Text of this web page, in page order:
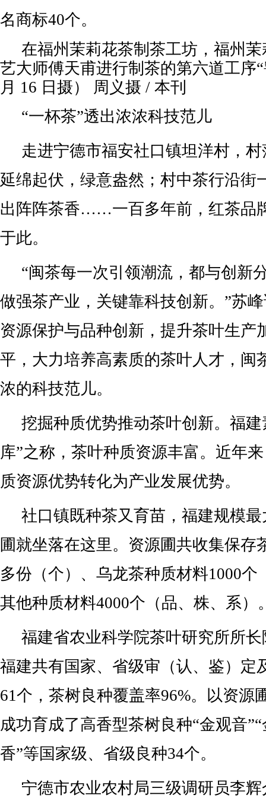
名商标40个。
在福州茉莉花茶制茶工坊，福州
艺大师傅天甫进行制茶的第六道工序“
月 16 日摄） 周义摄 / 本刊
“一杯茶”透出浓浓科技范儿
走进宁德市福安社口镇坦洋村，
延绵起伏，绿意盎然；村中茶行沿街
出阵阵茶香……一百多年前，红茶品
于此。
“闽茶每一次引领潮流，都与创新
做强茶产业，关键靠科技创新。”苏
资源保护与品种创新，提升茶叶生产
平，大力培养高素质的茶叶人才，闽
浓的科技范儿。
挖掘种质优势推动茶叶创新。福
库”之称，茶叶种质资源丰富。近年
质资源优势转化为产业发展优势。
社口镇既种茶又育苗，福建规模
圃就坐落在这里。资源圃共收集保存
多份（个）、乌龙茶种质材料1000个
其他种质材料4000个（品、株、系）
福建省农业科学院茶叶研究所所
福建共有国家、省级审（认、鉴）定
61个，茶树良种覆盖率96%。以资源
成功育成了高香型茶树良种“金观音”“
香”等国家级、省级良种34个。
宁德市农业农村局三级调研员李